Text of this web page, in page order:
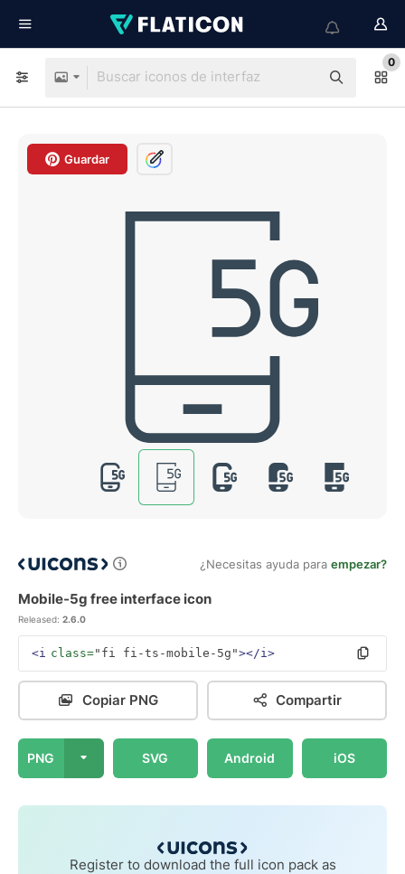
0
Guardar
¿Necesitas ayuda para empezar?
Mobile-5g free interface icon
Released: 2.6.0
<i class="fi fi-ts-mobile-5g"></i>
Copiar PNG Compartir
PNG SVG Android iOS
Register to download the full icon pack as